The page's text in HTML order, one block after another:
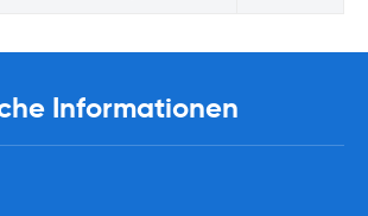
Informationen